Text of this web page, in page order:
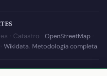
· Catastro · OpenStreetMap·
Wikidata. Metodología completa.
de España con datos